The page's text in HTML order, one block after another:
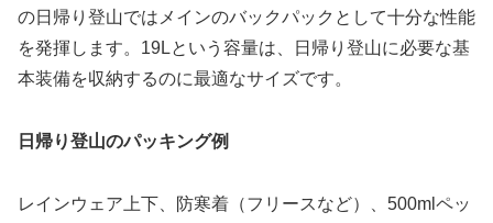
の日帰り登山ではメインのバックパックとして十分な性能
を発揮します。19Lという容量は、日帰り登山に必要な基
本装備を収納するのに最適なサイズです。
日帰り登山のパッキング例
レインウェア上下、防寒着（フリースなど）、500mlペッ